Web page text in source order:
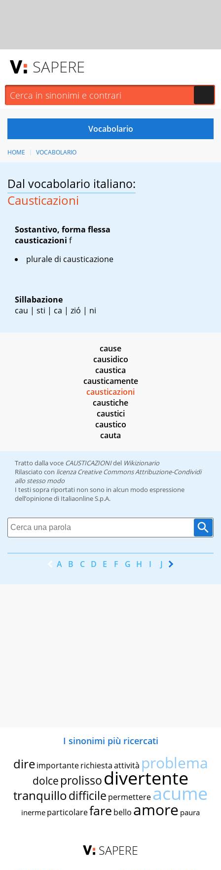
SAPERE
HOME VOCABOLARIO
Dal vocabolario italiano:
Causticazioni
Sostantivo, forma flessa
causticazioni f
plurale di causticazione
Sillabazione
cau | sti | ca | zió | ni
cause
causidico
caustica
causticamente
causticazioni
caustiche
caustici
caustico
cauta
Tratto dalla voce CAUSTICAZIONIdel Wikizionario
Rilasciato con licenza Creative Commons Attribuzione-Condividi
allo stesso modo
I testi sopra riportati non sono in alcun modo espressione
dell’opinione di Italiaonline S.p.A.
A B C D E F G H I J K
I sinonimi più ricercati
dire importante richiestaattività problema
dolce prolissodivertente
tranquillodifficile permettereacume
inerme particolarefare bello amore paura
SAPERE